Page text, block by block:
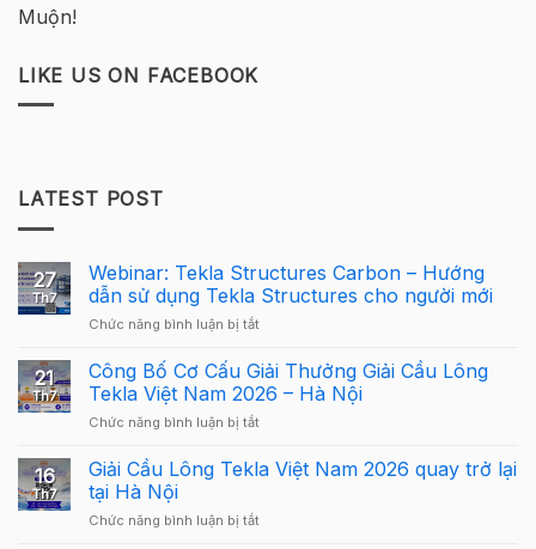
Muộn!
LIKE US ON FACEBOOK
LATEST POST
27
Th7
Webinar: Tekla Structures Carbon – Hướng
dẫn sử dụng Tekla Structures cho người mới
Chức năng bình luận bị tắtở
Tekla
Structures
Carbon
–
dẫn
Tekla
21
Th7
Công Bố Cơ Cấu Giải Thưởng Giải Cầu Lông
Tekla Việt Nam 2026 – Hà Nội
Chức năng bình luận bị tắtở
Bố
Cơ
Giải
16
Th7
Giải Cầu Lông Tekla Việt Nam 2026 quay trở lại
tại Hà Nội
Chức năng bình luận bị tắtở